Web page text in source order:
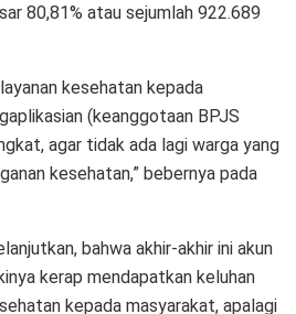
80,81% atau sejumlah 922.689
kesehatan kepada
(keanggotaan BPJS
agar tidak ada lagi warga yang
kesehatan,” bebernya pada
bahwa akhir-akhir ini akun
kerap mendapatkan keluhan
kepada masyarakat, apalagi